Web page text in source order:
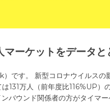
ーケットをデータと
です。 新型コロナウイルスの
131万人（前年度比116%UP）
バウンド関係者の方がタイマ